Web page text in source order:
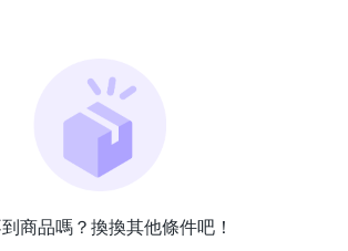
商品嗎？換換其他條件吧！